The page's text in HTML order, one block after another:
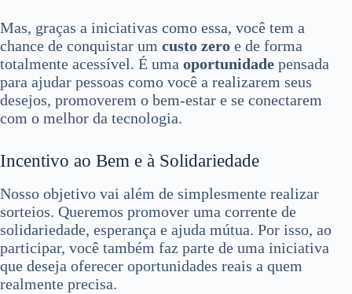
Mas, graças a iniciativas como essa, você tem a
chance de conquistar um custo zero e de forma
totalmente acessível. É uma oportunidade pensada
para ajudar pessoas como você a realizarem seus
desejos, promoverem o bem-estar e se conectarem
com o melhor da tecnologia.
Incentivo ao Bem e à Solidariedade
Nosso objetivo vai além de simplesmente realizar
sorteios. Queremos promover uma corrente de
solidariedade, esperança e ajuda mútua. Por isso, ao
participar, você também faz parte de uma iniciativa
que deseja oferecer oportunidades reais a quem
realmente precisa.